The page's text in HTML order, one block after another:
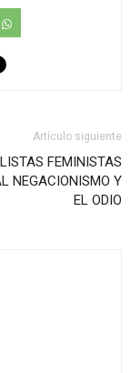
Artículo siguiente
FEMINISTAS
NEGACIONISMO Y
EL ODIO